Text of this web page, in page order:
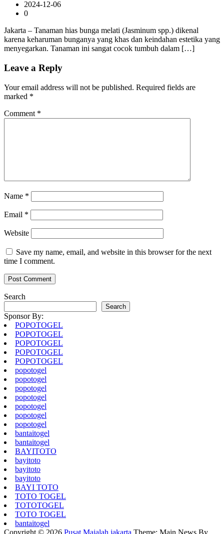
2024-12-06
0
Jakarta – Tanaman hias bunga melati (Jasminum spp.) dikenal
karena keharuman bunganya yang khas dan keindahan estetika yang
menyegarkan. Tanaman ini sangat cocok tumbuh dalam […]
Leave a Reply
Your email address will not be published. Required fields are
marked *
Comment *
Name *
Email *
Website
Save my name, email, and website in this browser for the next
time I comment.
Search
Search
Sponsor By:
POPOTOGEL
POPOTOGEL
POPOTOGEL
POPOTOGEL
POPOTOGEL
popotogel
popotogel
popotogel
popotogel
popotogel
popotogel
popotogel
bantaitogel
bantaitogel
BAYITOTO
bayitoto
bayitoto
bayitoto
BAYI TOTO
TOTO TOGEL
TOTOTOGEL
TOTO TOGEL
bantaitogel
Copyright © 2026 Pusat Majalah jakarta Theme: Main News By